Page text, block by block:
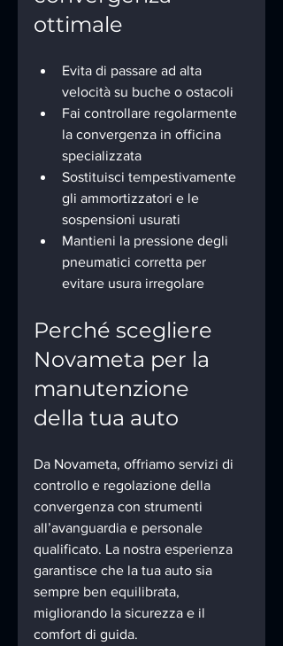
ottimale
Evita di passare ad alta
velocità su buche o ostacoli
Fai controllare regolarmente
la convergenza in officina
specializzata
Sostituisci tempestivamente
gli ammortizzatori e le
sospensioni usurati
Mantieni la pressione degli
pneumatici corretta per
evitare usura irregolare
Perché scegliere
Novameta per la
manutenzione
della tua auto
Da Novameta, offriamo servizi di
controllo e regolazione della
convergenza con strumenti
all’avanguardia e personale
qualificato. La nostra esperienza
garantisce che la tua auto sia
sempre ben equilibrata,
migliorando la sicurezza e il
comfort di guida.